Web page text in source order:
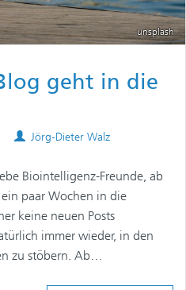
unsplash
geht in die
Authors
Jörg-Dieter Walz
Biointelligenz-Freunde, ab
paar Wochen in die
keine neuen Posts
immer wieder, in den
zu stöbern. Ab…